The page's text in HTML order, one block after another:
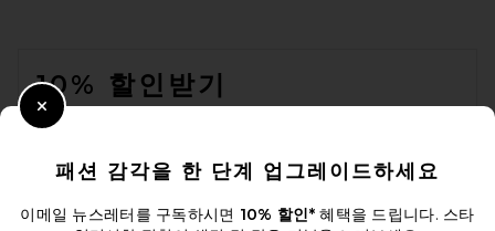
VITRUVI Glow Diffuser in
$65
10% 할인받기
이메일을 제출하여 뉴스레터를 구독하실 수 있습니다. 언제든지 수신 거
Email Address
패션 감각을 한 단계 업그레이드하세요
이메일 뉴스레터를 구독하시면 10% 할인*혜택을 드립니다. 스타
Close Modal